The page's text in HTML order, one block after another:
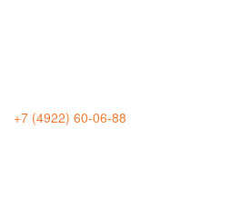
+7 (4922) 60-06-88